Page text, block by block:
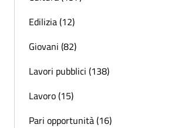
Edilizia (12)
Giovani (82)
Lavori pubblici (138)
Lavoro (15)
Pari opportunità (16)